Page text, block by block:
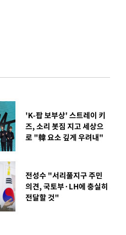
'K-팝 보부상' 스트레이 키
즈, 소리 봇짐 지고 세상으
로 "韓 요소 깊게 우려내"
전성수 "서리풀지구 주민
의견, 국토부·LH에 충실히
전달할 것"